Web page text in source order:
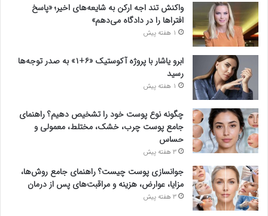
واکنش تند اجه ارکن به شایعه‌های اخیر؛ «پاسخ
افتراها را در دادگاه می‌دهم»
1 هفته پیش
ابرو یاشار با پروژه آکوستیک «۶+۱» به صدر توجه‌ها
رسید
1 هفته پیش
چگونه نوع پوست خود را تشخیص دهیم؟ راهنمای
جامع پوست چرب، خشک، مختلط، معمولی و
حساس
3 هفته پیش
جوانسازی پوست چیست؟ راهنمای جامع روش‌ها،
مزایا، عوارض، هزینه و مراقبت‌های پس از درمان
3 هفته پیش